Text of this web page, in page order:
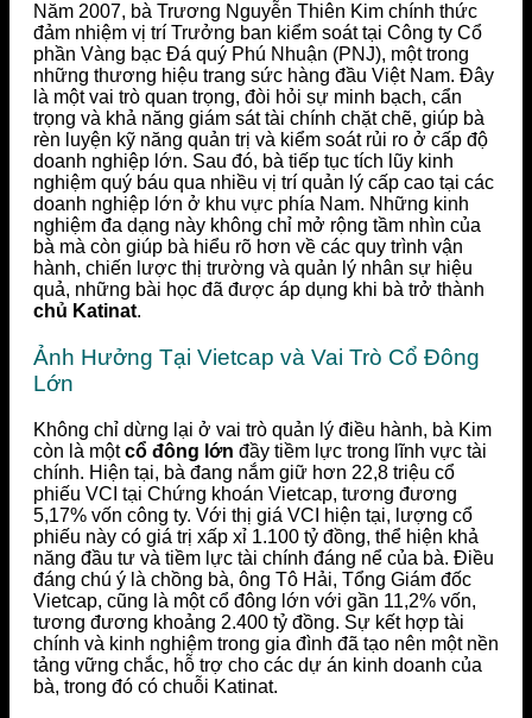
Năm 2007, bà Trương Nguyễn Thiên Kim chính thức
đảm nhiệm vị trí Trưởng ban kiểm soát tại Công ty Cổ
phần Vàng bạc Đá quý Phú Nhuận (PNJ), một trong
những thương hiệu trang sức hàng đầu Việt Nam. Đây
là một vai trò quan trọng, đòi hỏi sự minh bạch, cẩn
trọng và khả năng giám sát tài chính chặt chẽ, giúp bà
rèn luyện kỹ năng quản trị và kiểm soát rủi ro ở cấp độ
doanh nghiệp lớn. Sau đó, bà tiếp tục tích lũy kinh
nghiệm quý báu qua nhiều vị trí quản lý cấp cao tại các
doanh nghiệp lớn ở khu vực phía Nam. Những kinh
nghiệm đa dạng này không chỉ mở rộng tầm nhìn của
bà mà còn giúp bà hiểu rõ hơn về các quy trình vận
hành, chiến lược thị trường và quản lý nhân sự hiệu
quả, những bài học đã được áp dụng khi bà trở thành
chủ Katinat.
Ảnh Hưởng Tại Vietcap và Vai Trò Cổ Đông
Lớn
Không chỉ dừng lại ở vai trò quản lý điều hành, bà Kim
còn là mộtcổ đông lớn đầy tiềm lực trong lĩnh vực tài
chính. Hiện tại, bà đang nắm giữ hơn 22,8 triệu cổ
phiếu VCI tại Chứng khoán Vietcap, tương đương
5,17% vốn công ty. Với thị giá VCI hiện tại, lượng cổ
phiếu này có giá trị xấp xỉ 1.100 tỷ đồng, thể hiện khả
năng đầu tư và tiềm lực tài chính đáng nể của bà. Điều
đáng chú ý là chồng bà, ông Tô Hải, Tổng Giám đốc
Vietcap, cũng là một cổ đông lớn với gần 11,2% vốn,
tương đương khoảng 2.400 tỷ đồng. Sự kết hợp tài
chính và kinh nghiệm trong gia đình đã tạo nên một nền
tảng vững chắc, hỗ trợ cho các dự án kinh doanh của
bà, trong đó có chuỗi Katinat.